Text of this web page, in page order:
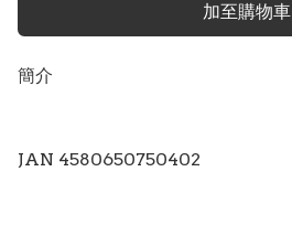
加至購物車
簡介